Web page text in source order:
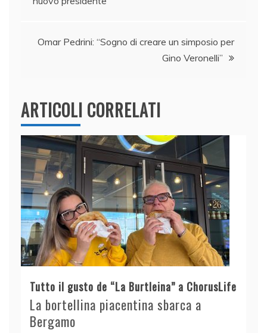
k
articoli
Omar Pedrini: “Sogno di creare un simposio per
Gino Veronelli”
ARTICOLI CORRELATI
Tutto il gusto de “La Burtleina” a ChorusLife
La bortellina piacentina sbarca a
Bergamo